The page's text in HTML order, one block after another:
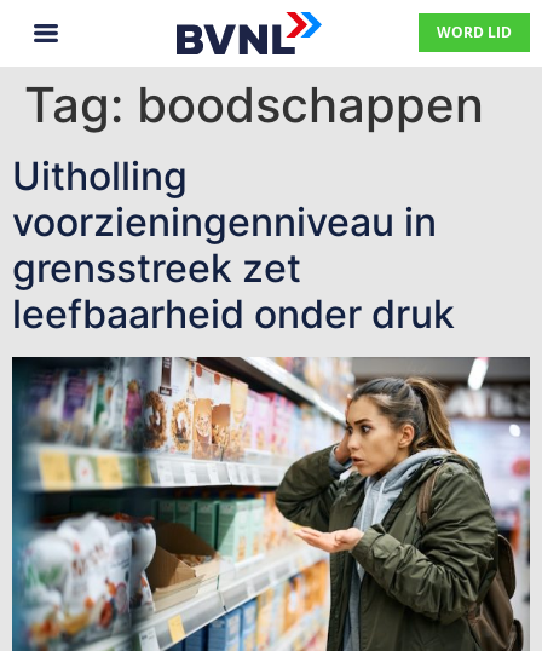
WORD LID
Tag: boodschappen
Uitholling
voorzieningenniveau in
grensstreek zet
leefbaarheid onder druk